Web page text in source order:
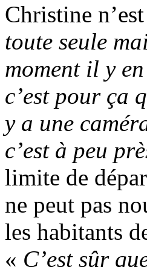
Christine
toute seule
moment il y
c’est pour ça
y a une
c’est à peu
limite de
ne peut pas
les habitants
« C’est sûr